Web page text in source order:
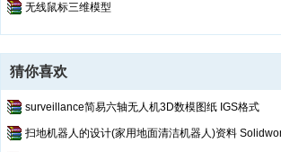
无线鼠标三维模型
猜你喜欢
surveillance简易六轴无人机3D数模图纸 IGS格式
扫地机器人的设计(家用地面清洁机器人)资料